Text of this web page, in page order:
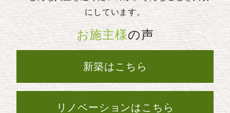
にしています。
お施主様の声
新築はこちら
リノベーションはこちら